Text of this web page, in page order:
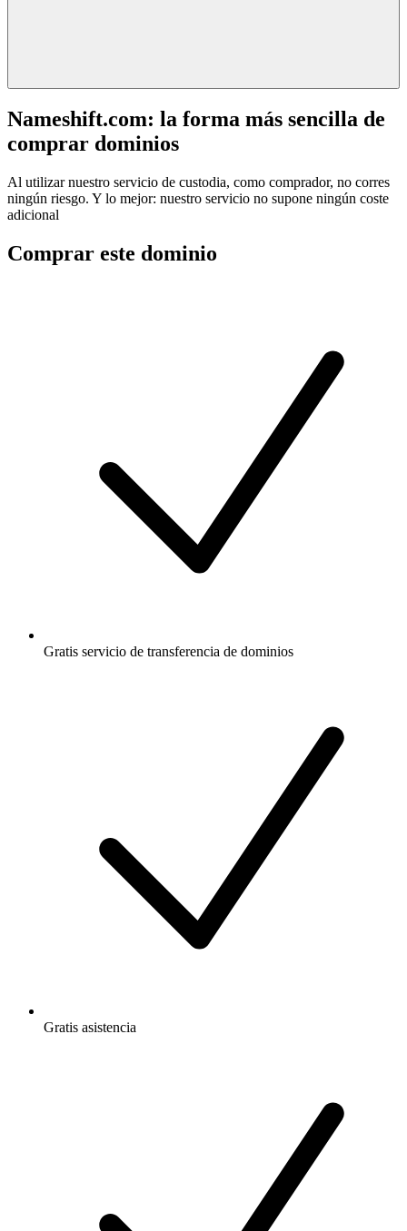
Nameshift.com: la forma más sencilla de
comprar dominios
Al utilizar nuestro servicio de custodia, como comprador, no corres
ningún riesgo. Y lo mejor: nuestro servicio no supone ningún coste
adicional
Comprar este dominio
Gratis servicio de transferencia de dominios
Gratis asistencia